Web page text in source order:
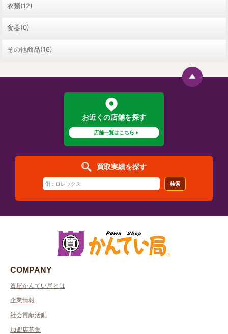
衣類(12)
食器(0)
その他商品(16)
お近くの店舗を探す
店舗一覧はこちら
買取実績を探す
検索
COMPANY
質屋かんてい局とは
企業情報
社会貢献活動
加盟店募集